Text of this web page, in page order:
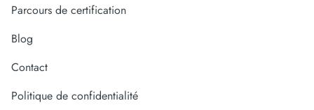
Parcours de certification
Blog
Contact
Politique de confidentialité